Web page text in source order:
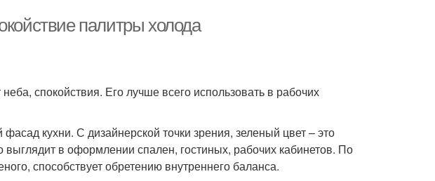
палитры холода
спокойствия. Его лучше всего использовать в рабочих
кухни. С дизайнерской точки зрения, зеленый цвет – это
в оформлении спален, гостиных, рабочих кабинетов. По
способствует обретению внутреннего баланса.